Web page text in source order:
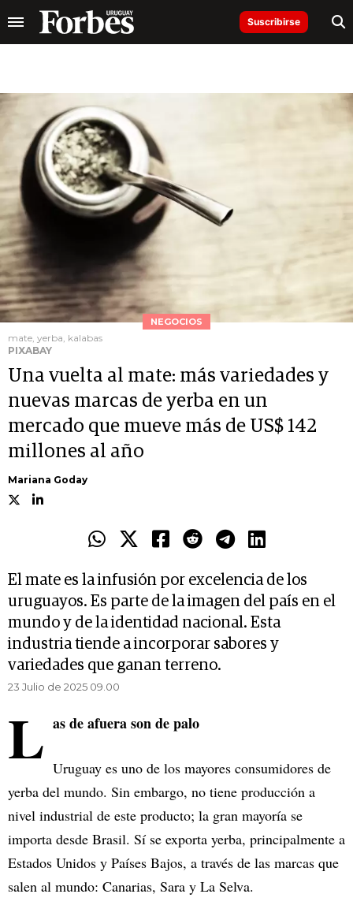
Suscribirse
NEGOCIOS
mate, yerba, kalabas
PIXABAY
Una vuelta al mate: más variedades y
nuevas marcas de yerba en un
mercado que mueve más de US$ 142
millones al año
Mariana Goday
El mate es la infusión por excelencia de los
uruguayos. Es parte de la imagen del país en el
mundo y de la identidad nacional. Esta
industria tiende a incorporar sabores y
variedades que ganan terreno.
23 Julio de 2025 09.00
L as de afuera son de palo
Uruguay es uno de los mayores consumidores de
yerba del mundo. Sin embargo, no tiene producción a
nivel industrial de este producto; la gran mayoría se
importa desde Brasil. Sí se exporta yerba, principalmente a
Estados Unidos y Países Bajos, a través de las marcas que
salen al mundo: Canarias, Sara y La Selva.